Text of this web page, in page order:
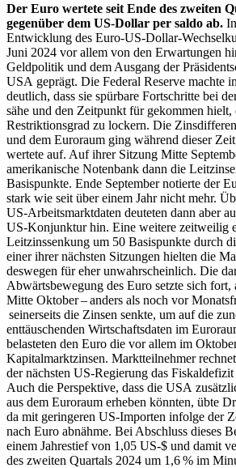
Der Euro wertete seit Ende des zweiten
gegenüber dem US-Dollar per saldo ab.
Entwicklung des Euro-US-Dollar-
Juni 2024 vor allem von den Erwartungen
Geldpolitik und dem Ausgang der
USA geprägt. Die Federal Reserve machte
deutlich, dass sie spürbare Fortschritte bei
sähe und den Zeitpunkt für gekommen hielt,
Restriktionsgrad zu lockern. Die
und dem Euroraum ging während dieser
wertete auf. Auf ihrer Sitzung Mitte
amerikanische Notenbank dann die
Basispunkte. Ende September notierte der
stark wie seit über einem Jahr nicht mehr.
US-Arbeitsmarktdaten deuteten dann aber
US-Konjunktur hin. Eine weitere zeitweilig
Leitzinssenkung um 50 Basispunkte durch
einer ihrer nächsten Sitzungen hielten die
deswegen für eher unwahrscheinlich. Die
Abwärtsbewegung des Euro setzte sich fort,
Mitte Oktober – anders als noch vor
seinerseits die Zinsen senkte, um auf die
enttäuschenden Wirtschaftsdaten im
belasteten den Euro die vor allem im
Kapitalmarktzinsen. Marktteilnehmer
der nächsten US-Regierung das
Auch die Perspektive, dass die USA
aus dem Euroraum erheben könnten, übte
da mit geringeren US-Importen infolge der
nach Euro abnähme. Bei Abschluss dieses
einem Jahrestief von 1,05 US-$ und damit
des zweiten Quartals 2024 um 1,6 % im